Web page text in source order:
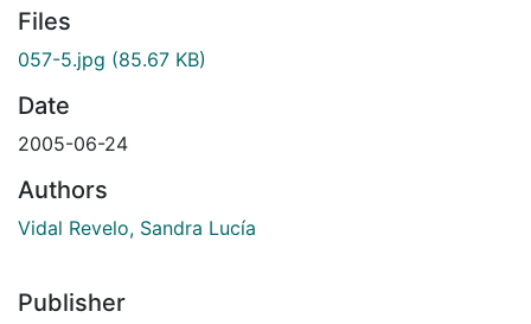
Files
057-5.jpg (85.67 KB)
Date
2005-06-24
Authors
Vidal Revelo, Sandra Lucía
Publisher